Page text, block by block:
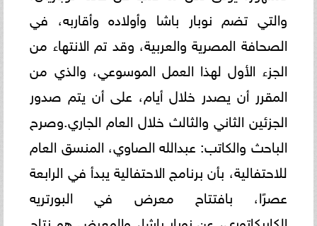
والتي تضم نوبار باشا وأولاده وأقاربه، في
الصحافة المصرية والعربية، وقد تم الانتهاء من
الجزء الأول لهذا العمل الموسوعي، والذي من
المقرر أن يصدر خلال أيام، على أن يتم صدور
الجزئين الثاني والثالث خلال العام الجاري.وصرح
الباحث والكاتب: عبدالله الصاوي، المنسق العام
للاحتفالية، بأن برنامج الاحتفالية يبدأ في الرابعة
عصرًا، بافتتاح معرض في البورتريه
الكاريكاتوري، عن نوبار باشا، والمعرض هو نتاج